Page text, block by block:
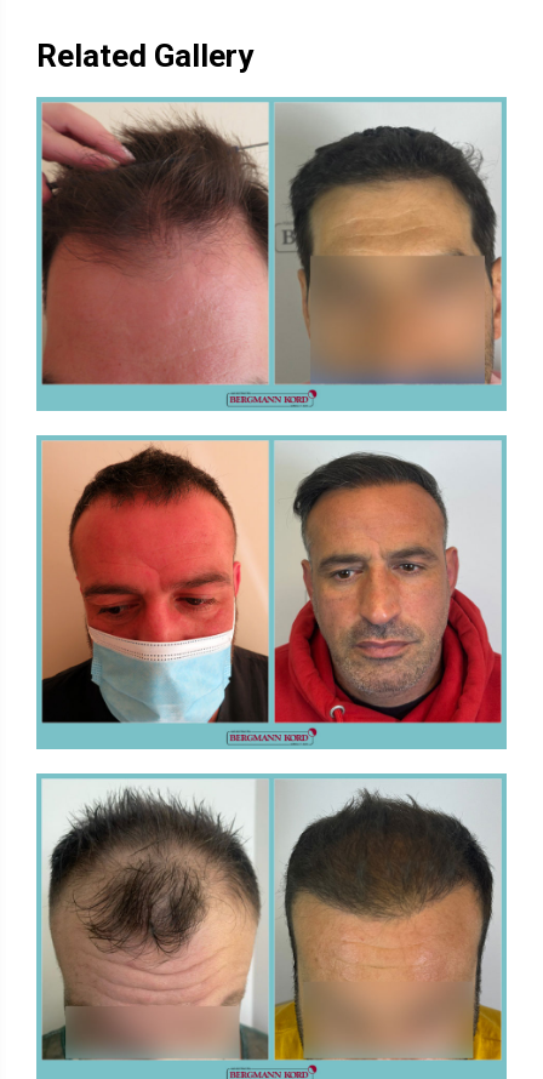
Related Gallery
FUE - Ergebnisse - Fotogalerien
HAARTRANSPLANTATION
FUE - Ergebnisse - Fotogalerien
HAARTRANSPLANTATION